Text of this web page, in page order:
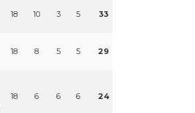
18 10 3 5 33
18 8 5 5 29
18 6 6 6 24